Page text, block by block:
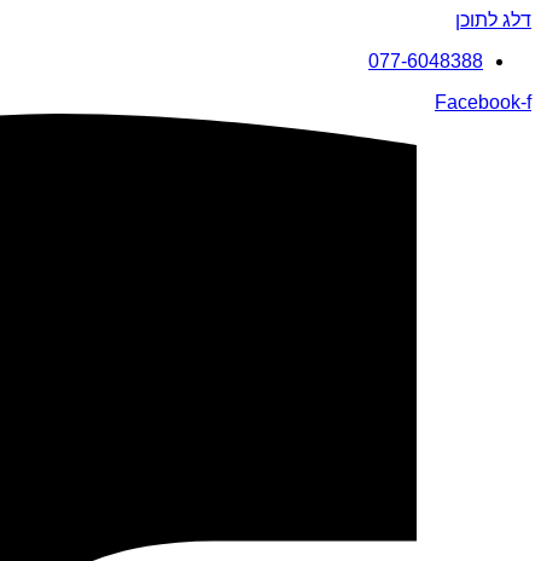
דלג לתוכן
077-6048388
Facebook-f